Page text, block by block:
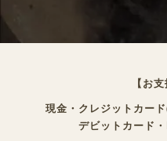
【お
現金・クレジットカー
デビットカード